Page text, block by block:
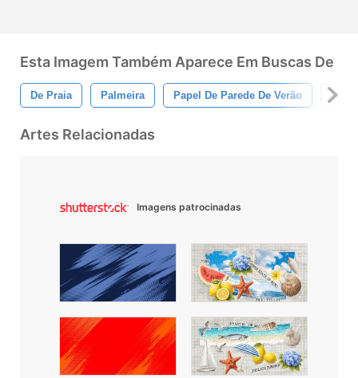
Esta Imagem Também Aparece Em Buscas De
De Praia Palmeira Papel De Parede De Verão
Artes Relacionadas
Imagens patrocinadas